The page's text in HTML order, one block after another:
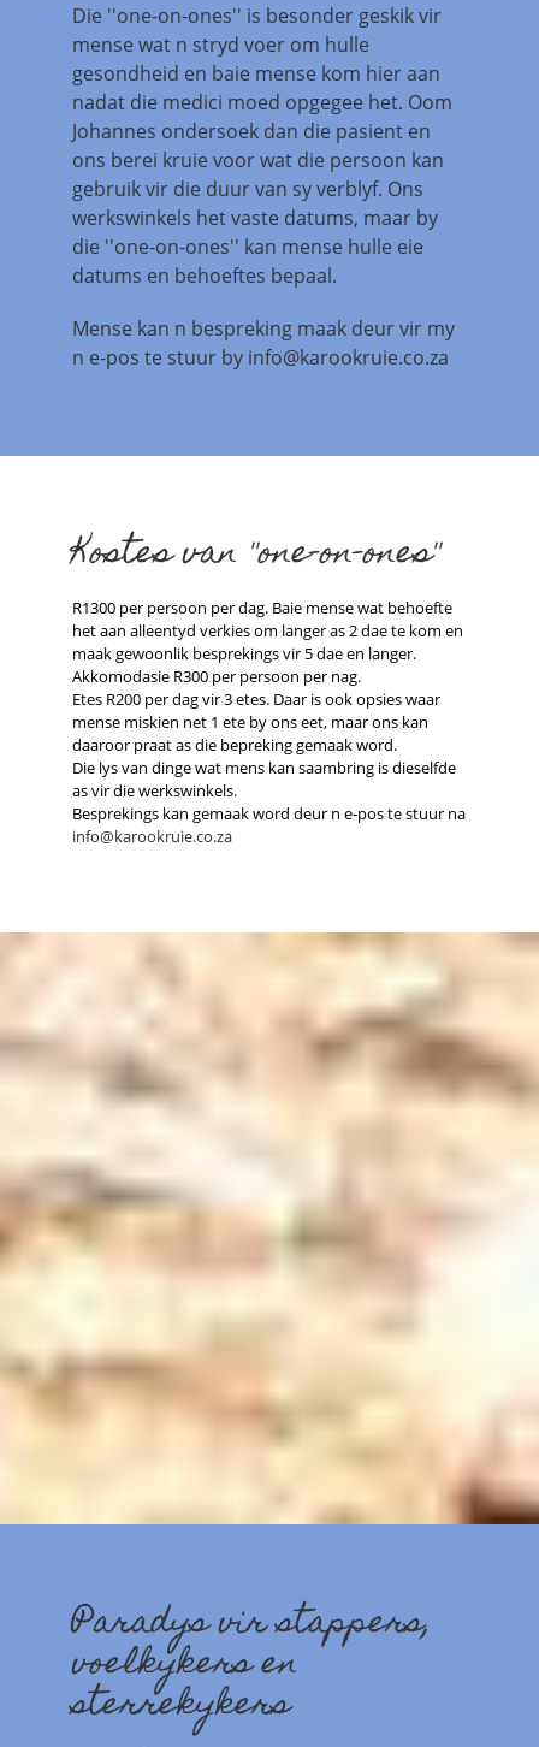
Die ''one-on-ones'' is besonder geskik vir
mense wat n stryd voer om hulle
gesondheid en baie mense kom hier aan
nadat die medici moed opgegee het. Oom
Johannes ondersoek dan die pasient en
ons berei kruie voor wat die persoon kan
gebruik vir die duur van sy verblyf. Ons
werkswinkels het vaste datums, maar by
die ''one-on-ones'' kan mense hulle eie
datums en behoeftes bepaal.
Mense kan n bespreking maak deur vir my
n e-pos te stuur by info@karookruie.co.za
Kostes van ''one-on-ones''
R1300 per persoon per dag. Baie mense wat behoefte
het aan alleentyd verkies om langer as 2 dae te kom en
maak gewoonlik besprekings vir 5 dae en langer.
Akkomodasie R300 per persoon per nag.
Etes R200 per dag vir 3 etes. Daar is ook opsies waar
mense miskien net 1 ete by ons eet, maar ons kan
daaroor praat as die bepreking gemaak word.
Die lys van dinge wat mens kan saambring is dieselfde
as vir die werkswinkels.
Besprekings kan gemaak word deur n e-pos te stuur na
info@karookruie.co.za
Paradys vir stappers,
voelkykers en
sterrekykers